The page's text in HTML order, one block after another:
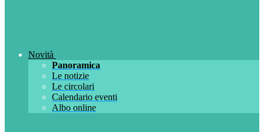
Novità
Panoramica
Le notizie
Le circolari
Calendario eventi
Albo online